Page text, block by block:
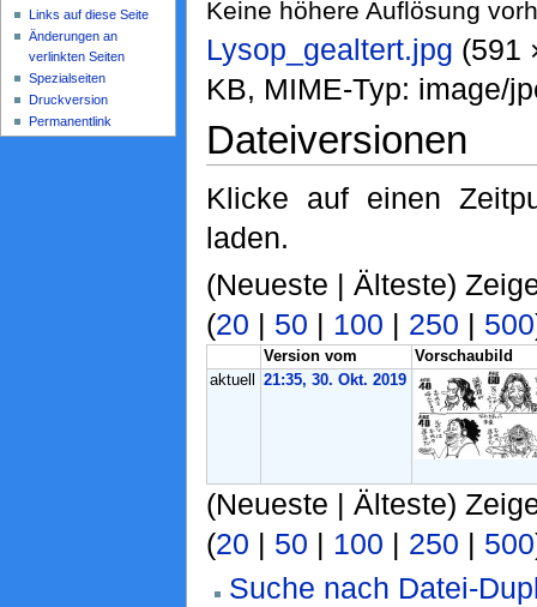
Keine höhere Auflösung
Lysop_gealtert.jpg
KB, MIME-Typ: image/
Dateiversionen
Klicke auf einen
laden.
(Neueste | Älteste)
(20 | 50 | 100 | 250 | 500
Version vom
Vorschaubild
aktuell
21:35, 30. Okt. 2019
(Neueste | Älteste)
(20 | 50 | 100 | 250 | 500
Suche nach Datei-
Links auf diese Seite
Änderungen an
verlinkten Seiten
Spezialseiten
Druckversion
Permanentlink